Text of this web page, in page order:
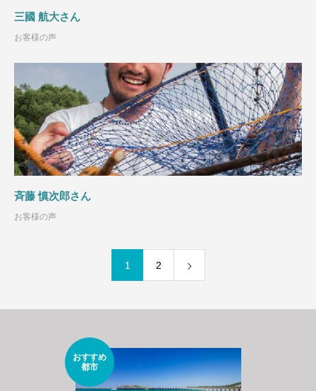
三國 航大さん
お客様の声
斉藤 慎次郎さん
お客様の声
1 2
おすすめ
都市